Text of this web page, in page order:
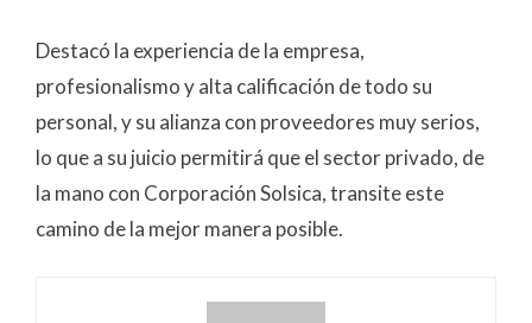
Destacó la experiencia de la empresa,
profesionalismo y alta calificación de todo su
personal, y su alianza con proveedores muy serios,
lo que a su juicio permitirá que el sector privado, de
la mano con Corporación Solsica, transite este
camino de la mejor manera posible.